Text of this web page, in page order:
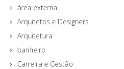
área externa
Arquitetos e Designers
Arquitetura
banheiro
Carreira e Gestão